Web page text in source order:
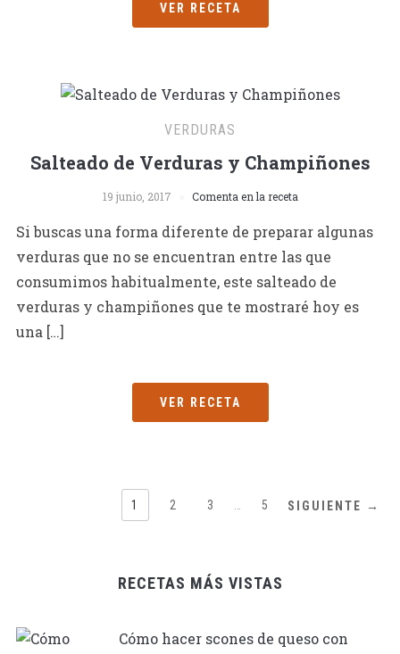
VER RECETA
VERDURAS
Salteado de Verduras y Champiñones
19 junio, 2017 Comenta en la receta
Si buscas una forma diferente de preparar algunas
verduras que no se encuentran entre las que
consumimos habitualmente, este salteado de
verduras y champiñones que te mostraré hoy es
una […]
VER RECETA
1 2 3 … 5 SIGUIENTE →
RECETAS MÁS VISTAS
Cómo hacer scones de queso con